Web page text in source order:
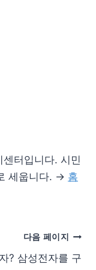
터입니다. 시민
세웁니다. → 홈
다음 페이지
? 삼성전자를 구